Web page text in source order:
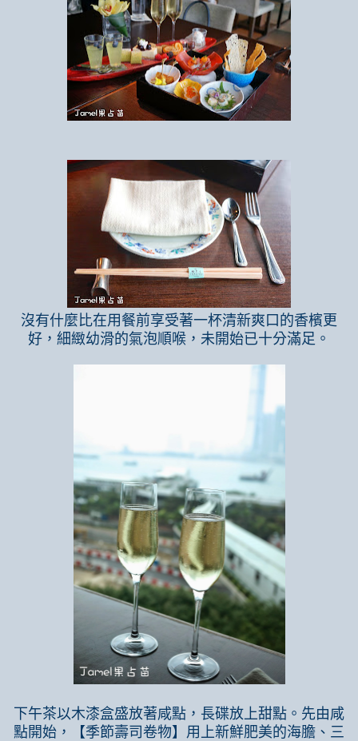
沒有什麼比在用餐前享受著一杯清新爽口的香檳更
好，細緻幼滑的氣泡順喉，未開始已十分滿足。
下午茶以木漆盒盛放著咸點，長碟放上甜點。先由咸
點開始，【季節壽司卷物】用上新鮮肥美的海膽、三